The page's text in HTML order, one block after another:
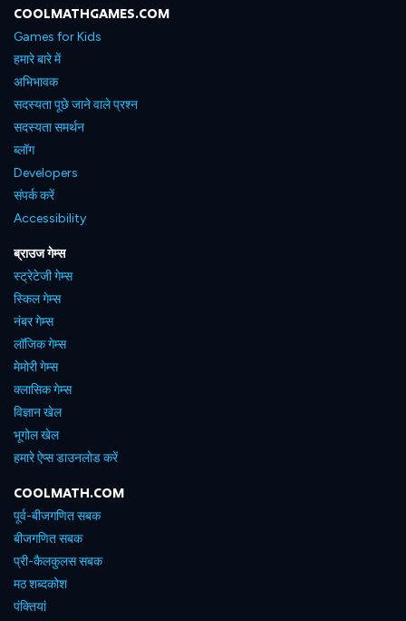
COOLMATHGAMES.COM
Games for Kids
हमारे बारे में
अभिभावक
सदस्यता पूछे जाने वाले प्रश्न
सदस्यता समर्थन
ब्लॉग
Developers
संपर्क करें
Accessibility
ब्राउज गेम्स
स्ट्रेटेजी गेम्स
स्किल गेम्स
नंबर गेम्स
लॉजिक गेम्स
मेमोरी गेम्स
क्लासिक गेम्स
विज्ञान खेल
भूगोल खेल
हमारे ऐप्स डाउनलोड करें
COOLMATH.COM
पूर्व-बीजगणित सबक
बीजगणित सबक
प्री-कैलकुलस सबक
मठ शब्दकोश
पंक्तियां